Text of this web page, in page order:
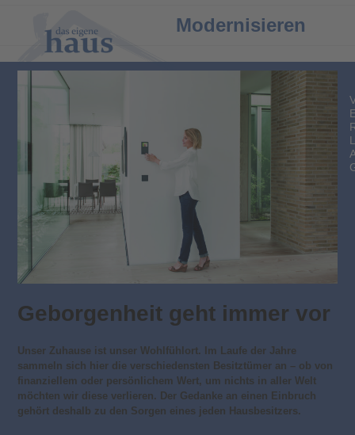
mobile
menu
mobile
menu
Modernisieren
Geborgenheit geht immer vor
Unser Zuhause ist unser Wohlfühlort. Im Laufe der Jahre
sammeln sich hier die verschiedensten Besitztümer an – ob von
finanziellem oder persönlichem Wert, um nichts in aller Welt
möchten wir diese verlieren. Der Gedanke an einen Einbruch
gehört deshalb zu den Sorgen eines jeden Hausbesitzers.
L